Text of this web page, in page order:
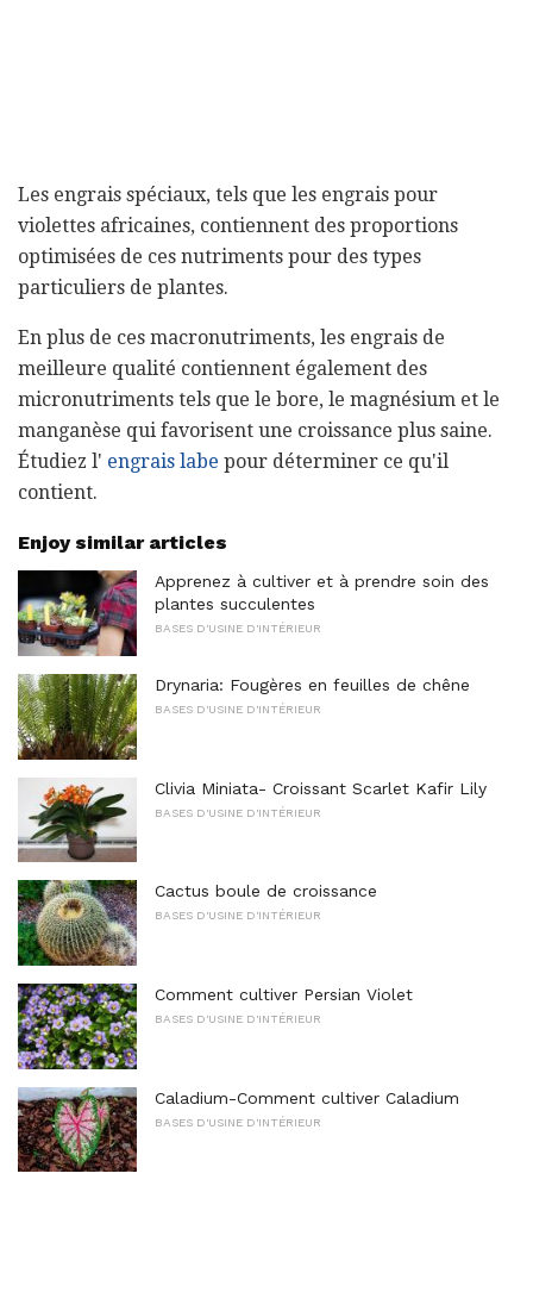
Les engrais spéciaux, tels que les engrais pour
violettes africaines, contiennent des proportions
optimisées de ces nutriments pour des types
particuliers de plantes.
En plus de ces macronutriments, les engrais de
meilleure qualité contiennent également des
micronutriments tels que le bore, le magnésium et le
manganèse qui favorisent une croissance plus saine.
Étudiez l' engrais labe pour déterminer ce qu'il
contient.
Enjoy similar articles
Apprenez à cultiver et à prendre soin des
plantes succulentes
BASES D'USINE D'INTÉRIEUR
Drynaria: Fougères en feuilles de chêne
BASES D'USINE D'INTÉRIEUR
Clivia Miniata- Croissant Scarlet Kafir Lily
BASES D'USINE D'INTÉRIEUR
Cactus boule de croissance
BASES D'USINE D'INTÉRIEUR
Comment cultiver Persian Violet
BASES D'USINE D'INTÉRIEUR
Caladium-Comment cultiver Caladium
BASES D'USINE D'INTÉRIEUR